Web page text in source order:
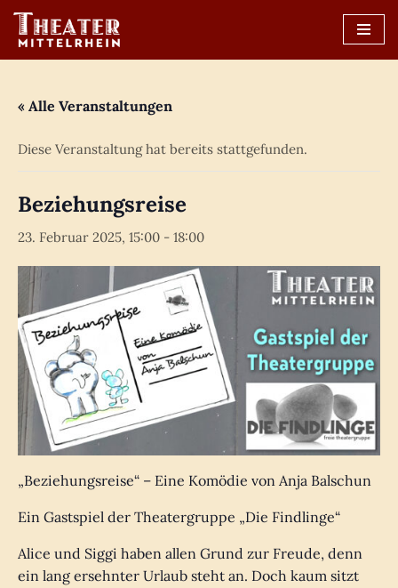
Zum
« Alle Veranstaltungen
Diese Veranstaltung hat bereits stattgefunden.
Beziehungsreise
23. Februar 2025, 15:00 - 18:00
„Beziehungsreise“ – Eine Komödie von Anja Balschun
Ein Gastspiel der Theatergruppe „Die Findlinge“
Alice und Siggi haben allen Grund zur Freude, denn
ein lang ersehnter Urlaub steht an. Doch kaum sitzt